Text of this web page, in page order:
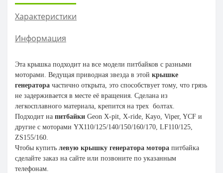
Характеристики
Информация
Эта крышка подходит на все модели питбайков с разными
моторами. Ведущая приводная звезда в этой крышке
генератора частично открыта, это способствует тому, что грязь
не задерживается в месте её вращения. Сделана из
легкосплавного материала, крепится на трех болтах.
Подходит на питбайки Geon X-pit, X-ride, Kayo, Viper, YCF и
другие с моторами YX110/125/140/150/160/170, LF110/125,
ZS155/160.
Чтобы купить левую крышку генератора мотора питбайка
сделайте заказ на сайте или позвоните по указанным
телефонам.